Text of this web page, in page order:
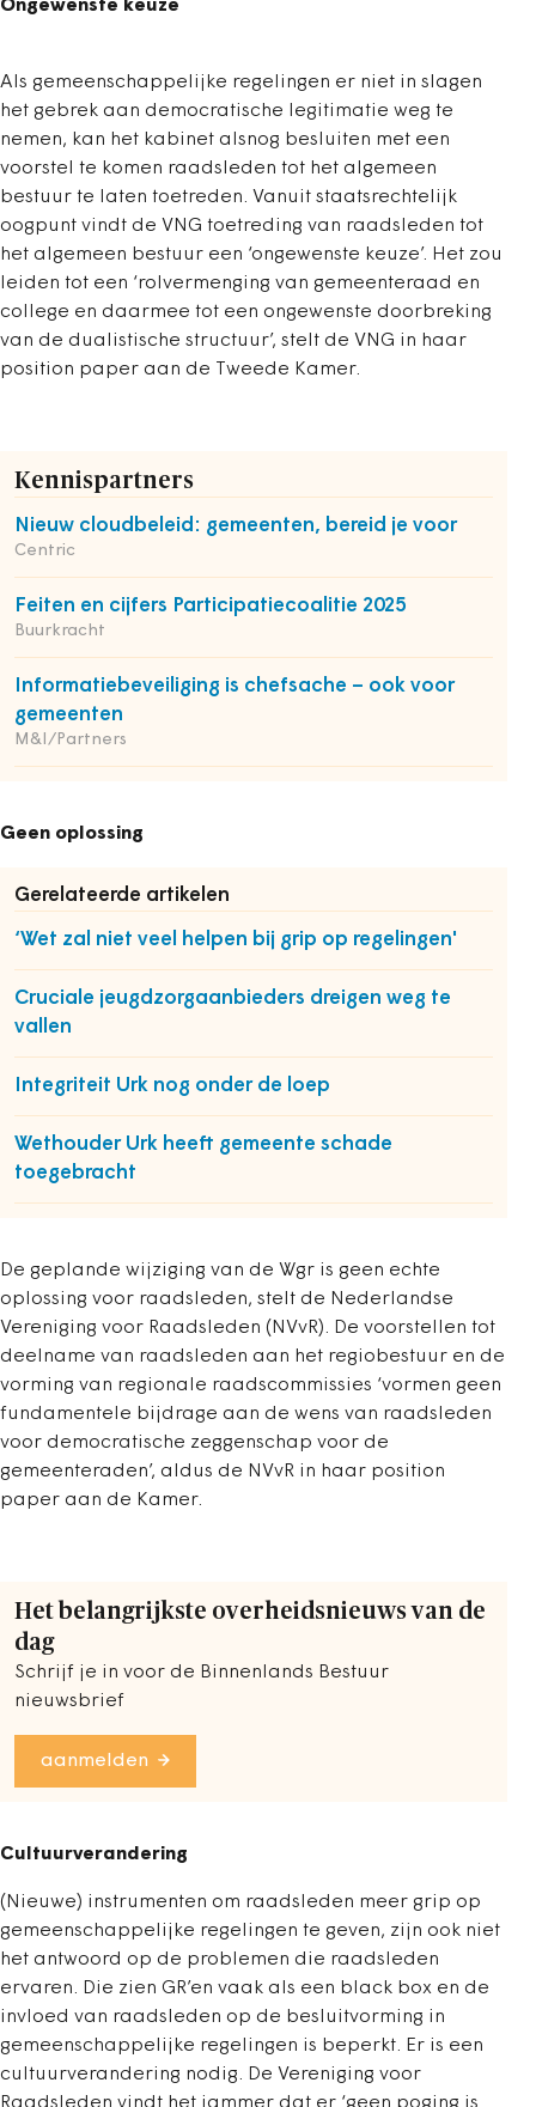
Ongewenste keuze
Als gemeenschappelijke regelingen er niet in slagen
het gebrek aan democratische legitimatie weg te
nemen, kan het kabinet alsnog besluiten met een
voorstel te komen raadsleden tot het algemeen
bestuur te laten toetreden. Vanuit staatsrechtelijk
oogpunt vindt de VNG toetreding van raadsleden tot
het algemeen bestuur een ‘ongewenste keuze’. Het zou
leiden tot een ‘rolvermenging van gemeenteraad en
college en daarmee tot een ongewenste doorbreking
van de dualistische structuur’, stelt de VNG in haar
position paper aan de Tweede Kamer.
Kennispartners
Nieuw cloudbeleid: gemeenten, bereid je voor
Centric
Feiten en cijfers Participatiecoalitie 2025
Buurkracht
Informatiebeveiliging is chefsache – ook voor
gemeenten
M&I/Partners
Geen oplossing
Gerelateerde artikelen
‘Wet zal niet veel helpen bij grip op regelingen'
Cruciale jeugdzorgaanbieders dreigen weg te
vallen
Integriteit Urk nog onder de loep
Wethouder Urk heeft gemeente schade
toegebracht
De geplande wijziging van de Wgr is geen echte
oplossing voor raadsleden, stelt de Nederlandse
Vereniging voor Raadsleden (NVvR). De voorstellen tot
deelname van raadsleden aan het regiobestuur en de
vorming van regionale raadscommissies ‘vormen geen
fundamentele bijdrage aan de wens van raadsleden
voor democratische zeggenschap voor de
gemeenteraden’, aldus de NVvR in haar position
paper aan de Kamer.
Het belangrijkste overheidsnieuws van de
dag
Schrijf je in voor de Binnenlands Bestuur
nieuwsbrief
aanmelden
Cultuurverandering
(Nieuwe) instrumenten om raadsleden meer grip op
gemeenschappelijke regelingen te geven, zijn ook niet
het antwoord op de problemen die raadsleden
ervaren. Die zien GR’en vaak als een black box en de
invloed van raadsleden op de besluitvorming in
gemeenschappelijke regelingen is beperkt. Er is een
cultuurverandering nodig. De Vereniging voor